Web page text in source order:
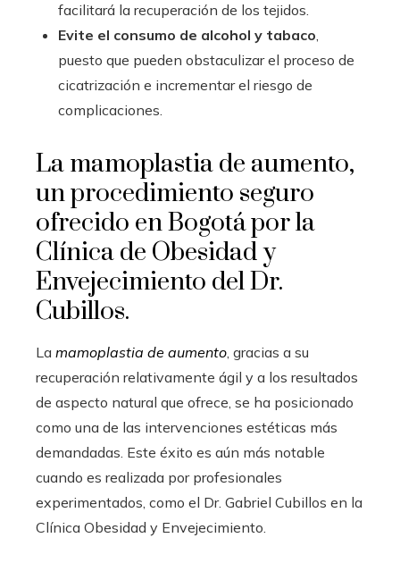
facilitará la recuperación de los tejidos.
Evite el consumo de alcohol y tabaco,
puesto que pueden obstaculizar el proceso de
cicatrización e incrementar el riesgo de
complicaciones.
La mamoplastia de aumento,
un procedimiento seguro
ofrecido en Bogotá por la
Clínica de Obesidad y
Envejecimiento del Dr.
Cubillos.
La mamoplastia de aumento, gracias a su
recuperación relativamente ágil y a los resultados
de aspecto natural que ofrece, se ha posicionado
como una de las intervenciones estéticas más
demandadas. Este éxito es aún más notable
cuando es realizada por profesionales
experimentados, como el Dr. Gabriel Cubillos en la
Clínica Obesidad y Envejecimiento.